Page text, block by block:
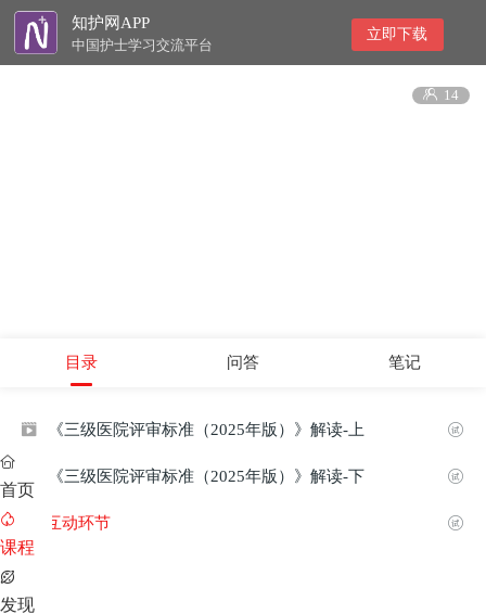
知护网APP
中国护士学习交流平台
立即下载
 14
目录 问答 笔记

 《三级医院评审标准（2025年版）》解读-上

《三级医院评审标准（2025年版）》解读-下

互动环节

首页

课程

发现